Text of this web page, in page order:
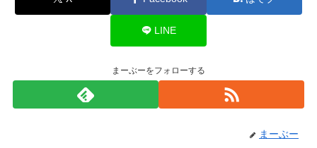
LINE
まーぶーをフォローする
まーぶー